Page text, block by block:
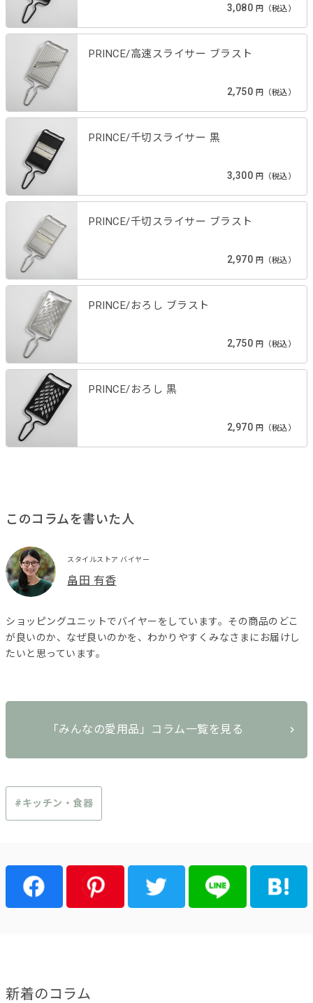
3,080 円（税込）
PRINCE/高速スライサー ブラスト
2,750 円（税込）
PRINCE/千切スライサー 黒
3,300 円（税込）
PRINCE/千切スライサー ブラスト
2,970 円（税込）
PRINCE/おろし ブラスト
2,750 円（税込）
PRINCE/おろし 黒
2,970 円（税込）
このコラムを書いた人
スタイルストア バイヤー
畠田 有香
ショッピングユニットでバイヤーをしています。その商品のどこ
が良いのか、なぜ良いのかを、わかりやすくみなさまにお届けし
たいと思っています。
#キッチン・食器
「みんなの愛用品」コラム一覧を見る
新着のコラム